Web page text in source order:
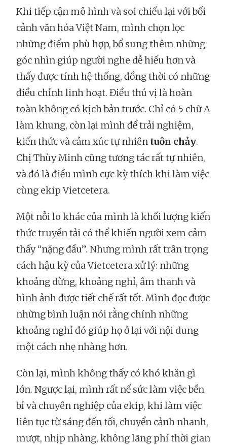
Khi tiếp cận mô hình và soi chiếu lại với bối
cảnh văn hóa Việt Nam, mình chọn lọc
những điểm phù hợp, bổ sung thêm những
góc nhìn giúp người nghe dễ hiểu hơn và
thấy được tính hệ thống, đồng thời có những
điều chỉnh linh hoạt. Điều thú vị là hoàn
toàn không có kịch bản trước. Chỉ có 5 chữ A
làm khung, còn lại mình để trải nghiệm,
kiến thức và cảm xúc tự nhiên tuôn chảy.
Chị Thùy Minh cũng tương tác rất tự nhiên,
và đó là điều mình cực kỳ thích khi làm việc
cùng ekip Vietcetera.
Một nỗi lo khác của mình là khối lượng kiến
thức truyền tải có thể khiến người xem cảm
thấy “nặng đầu”. Nhưng mình rất trân trọng
cách hậu kỳ của Vietcetera xử lý: những
khoảng dừng, khoảng nghỉ, âm thanh và
hình ảnh được tiết chế rất tốt. Mình đọc được
những bình luận nói rằng chính những
khoảng nghỉ đó giúp họ ở lại với nội dung
một cách nhẹ nhàng hơn.
Còn lại, mình không thấy có khó khăn gì
lớn. Ngược lại, mình rất nể sức làm việc bền
bỉ và chuyên nghiệp của ekip, khi làm việc
liên tục từ sáng đến tối, chuyển cảnh nhanh,
mượt, nhịp nhàng, không lãng phí thời gian